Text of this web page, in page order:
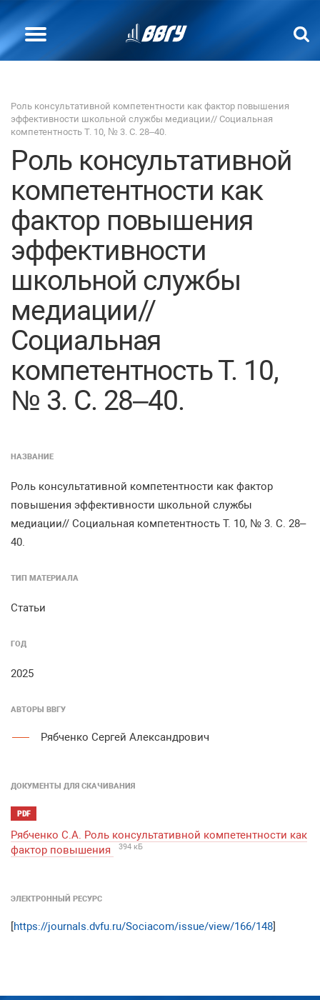
Роль консультативной компетентности как фактор повышения
эффективности школьной службы медиации// Социальная
компетентность Т. 10, № 3. С. 28–40.
Роль консультативной
компетентности как
фактор повышения
эффективности
школьной службы
медиации//
Социальная
компетентность Т. 10,
№ 3. С. 28–40.
НАЗВАНИЕ
Роль консультативной компетентности как фактор
повышения эффективности школьной службы
медиации// Социальная компетентность Т. 10, № 3. С. 28–
40.
ТИП МАТЕРИАЛА
Статьи
ГОД
2025
АВТОРЫ ВВГУ
Рябченко Сергей Александрович
ДОКУМЕНТЫ ДЛЯ СКАЧИВАНИЯ
PDF
Рябченко С.А. Роль консультативной компетентности как
фактор повышения
394 кБ
ЭЛЕКТРОННЫЙ РЕСУРС
[https://journals.dvfu.ru/Sociacom/issue/view/166/148]